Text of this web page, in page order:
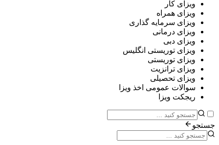
کار
همراه
سرمایه گذاری
درمانی
دبی
توریستی انگلیس
توریستی
ترانزیت
تحصیلی
عمومی اخذ ویزا
ویزا